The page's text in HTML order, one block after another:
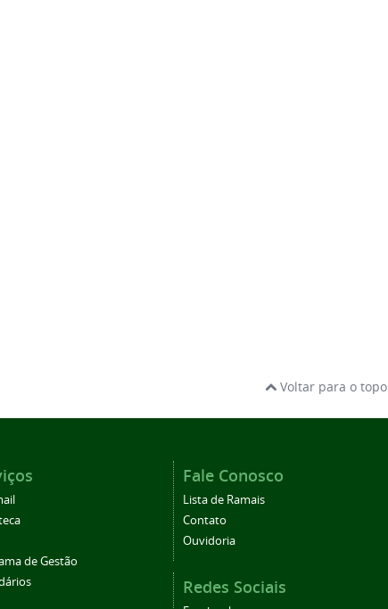
Voltar para o topo
de Gestão
Fale Conosco
Lista de Ramais
Contato
Ouvidoria
Redes Sociais